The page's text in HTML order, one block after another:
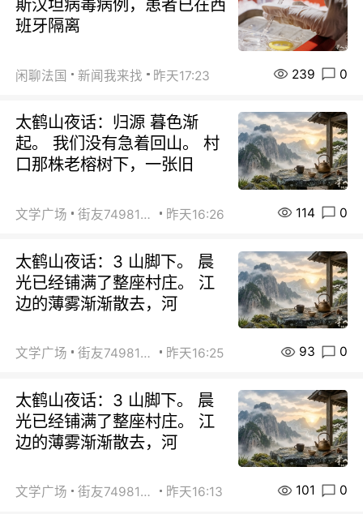
斯汉坦病毒病例，患者已在西
班牙隔离
闲聊法国 新闻我来找 昨天17:23 239 0
太鹤山夜话：归源 暮色渐
起。 我们没有急着回山。 村
口那株老榕树下，一张旧
文学广场 街友74981146 昨天16:26 114 0
太鹤山夜话：3 山脚下。 晨
光已经铺满了整座村庄。 江
边的薄雾渐渐散去，河
文学广场 街友74981146 昨天16:25 93 0
太鹤山夜话：3 山脚下。 晨
光已经铺满了整座村庄。 江
边的薄雾渐渐散去，河
文学广场 街友74981146 昨天16:13 101 0